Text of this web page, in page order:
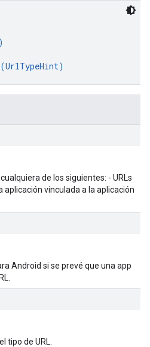
)
UrlTypeHint)
de los siguientes: - URLs
aplicación vinculada a la aplicación
Android si se prevé que una app
tipo de URL.